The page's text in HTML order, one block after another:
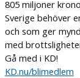
805 miljoner
Sverige behöver
och som ger
med
Gå med i KD!
KD.nu/blimedlem